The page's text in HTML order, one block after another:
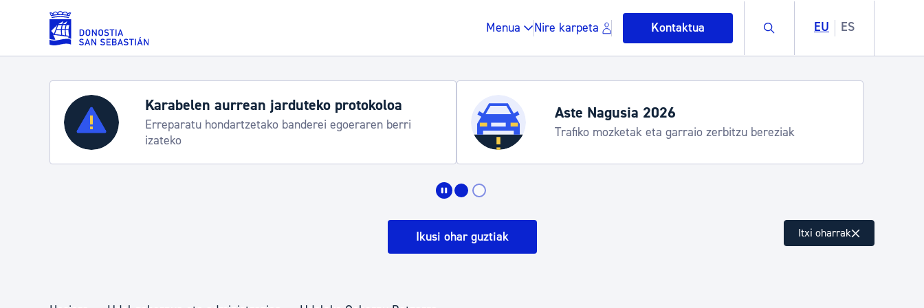
Eduki nagusira joan
Menua Nire karpeta Kontaktua Buscar EU ES
Zerbitzuak
Errolda eta gai pertsonalak
Gune publikoa, hondakinak eta ingurumena
Karabelen aurrean jarduteko protokoloa
Erreparatu hondartzetako banderei egoeraren berri
izateko
Aste Nagusia 2026
Trafiko mozketak eta garraio zerbitzu bereziak
Ikusi ohar guztiak Itxi oharrak